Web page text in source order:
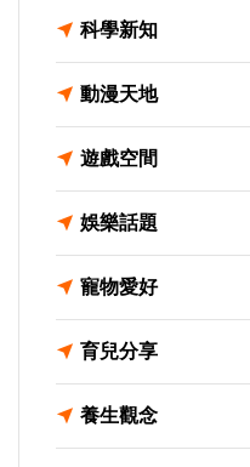
科學新知
動漫天地
遊戲空間
娛樂話題
寵物愛好
育兒分享
養生觀念